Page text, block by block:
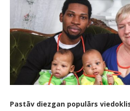
Pastāv diezgan populārs